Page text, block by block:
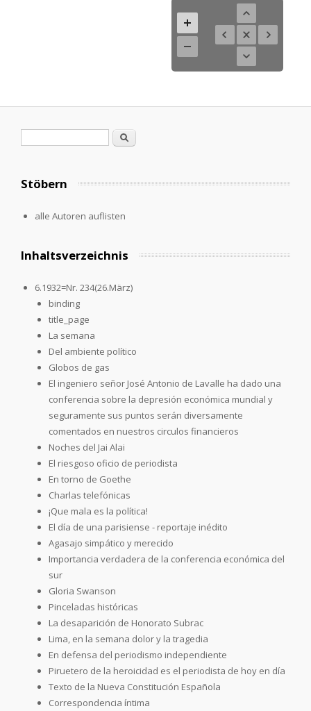
Search
Stöbern
alle Autoren auflisten
Inhaltsverzeichnis
6.1932=Nr. 234(26.März)
binding
title_page
La semana
Del ambiente político
Globos de gas
El ingeniero señor José Antonio de Lavalle ha dado una
conferencia sobre la depresión económica mundial y
seguramente sus puntos serán diversamente
comentados en nuestros circulos financieros
Noches del Jai Alai
El riesgoso oficio de periodista
En torno de Goethe
Charlas telefónicas
¡Que mala es la política!
El día de una parisiense - reportaje inédito
Agasajo simpático y merecido
Importancia verdadera de la conferencia económica del
sur
Gloria Swanson
Pinceladas históricas
La desaparición de Honorato Subrac
Lima, en la semana dolor y la tragedia
En defensa del periodismo independiente
Piruetero de la heroicidad es el periodista de hoy en día
Texto de la Nueva Constitución Española
Correspondencia íntima